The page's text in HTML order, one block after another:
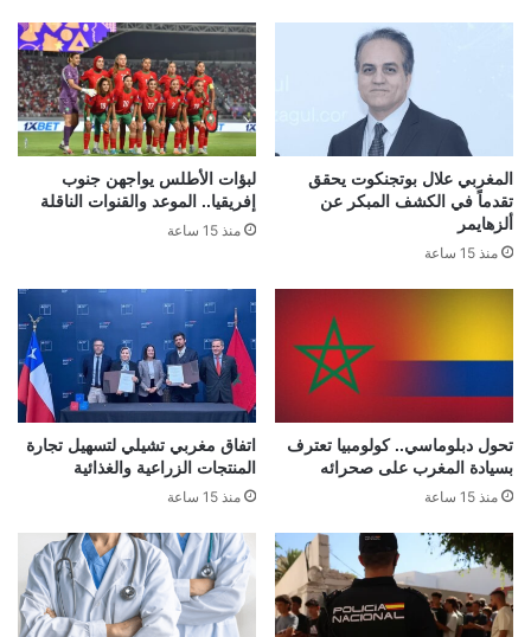
المغربي علال بوتجنكوت يحقق
تقدماً في الكشف المبكر عن
ألزهايمر
منذ 15 ساعة
لبؤات الأطلس يواجهن جنوب
إفريقيا.. الموعد والقنوات الناقلة
منذ 15 ساعة
تحول دبلوماسي.. كولومبيا تعترف
بسيادة المغرب على صحرائه
منذ 15 ساعة
اتفاق مغربي تشيلي لتسهيل تجارة
المنتجات الزراعية والغذائية
منذ 15 ساعة